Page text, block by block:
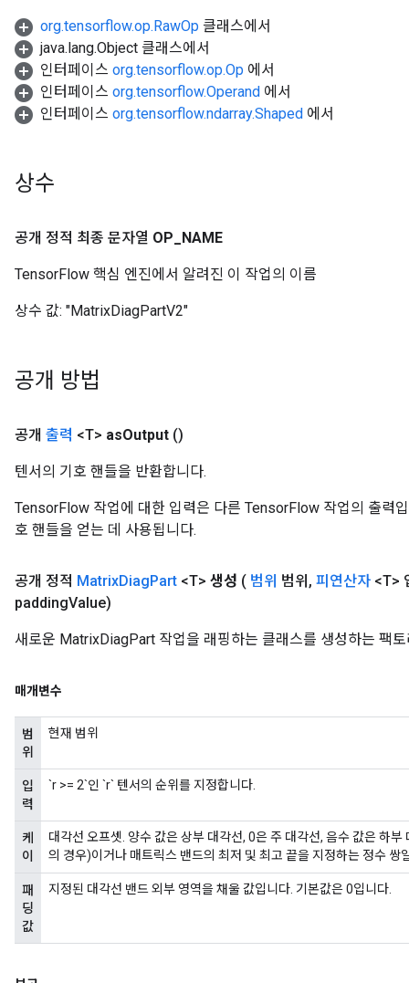
org.tensorflow.op.RawOp 클래스에서
java.lang.Object 클래스에서
인터페이스 org.tensorflow.op.Op 에서
인터페이스 org.tensorflow.Operand 에서
인터페이스 org.tensorflow.ndarray.Shaped 에서
상수
공개 정적 최종 문자열 OP NAME
TensorFlow 핵심 엔진에서 알려진 이 작업의 이름
상수 값: "MatrixDiagPartV2"
공개 방법
공개 출력 <T> asOutput ()
텐서의 기호 핸들을 반환합니다.
TensorFlow 작업에 대한 입력은 다른 TensorFlow 작업의 출력
호 핸들을 얻는 데 사용됩니다.
공개 정적 MatrixDiagPart <T> 생성 ( 범위 범위 , 피연산자 <T>
paddingValue)
새로운 MatrixDiagPart 작업을 래핑하는 클래스를 생성하는 팩
매개변수
범
위
현재 범위
입
력
`r >= 2`인 `r` 텐서의 순위를 지정합니다.
케
이
대각선 오프셋. 양수 값은 상부 대각선, 0은 주 대각선, 음수 값은 하
의 경우)이거나 매트릭스 밴드의 최저 및 최고 끝을 지정하는 정수
패
딩
값
지정된 대각선 밴드 외부 영역을 채울 값입니다. 기본값은 0입니다.